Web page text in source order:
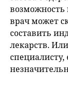
врач может
составить
лекарств.
специалисту,